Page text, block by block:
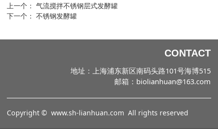
上一个：气流搅拌不锈钢层式发酵罐
下一个：不锈钢发酵罐
CONTACT
地址：上海浦东新区南码头路101号海博515
邮箱：biolianhuan@163.com
Copyright ©www.sh-lianhuan.com All rights reserved